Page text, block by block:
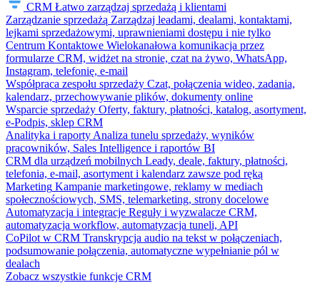
CRM Łatwo zarządzaj sprzedażą i klientami
Zarządzanie sprzedażą Zarządzaj leadami, dealami, kontaktami,
lejkami sprzedażowymi, uprawnieniami dostępu i nie tylko
Centrum Kontaktowe Wielokanałowa komunikacja przez
formularze CRM, widżet na stronie, czat na żywo, WhatsApp,
Instagram, telefonię, e-mail
Współpraca zespołu sprzedaży Czat, połączenia wideo, zadania,
kalendarz, przechowywanie plików, dokumenty online
Wsparcie sprzedaży Oferty, faktury, płatności, katalog, asortyment,
e-Podpis, sklep CRM
Analityka i raporty Analiza tunelu sprzedaży, wyników
pracowników, Sales Intelligence i raportów BI
CRM dla urządzeń mobilnych Leady, deale, faktury, płatności,
telefonia, e-mail, asortyment i kalendarz zawsze pod ręką
Marketing Kampanie marketingowe, reklamy w mediach
społecznościowych, SMS, telemarketing, strony docelowe
Automatyzacja i integracje Reguły i wyzwalacze CRM,
automatyzacja workflow, automatyzacja tuneli, API
CoPilot w CRM Transkrypcja audio na tekst w połączeniach,
podsumowanie połączenia, automatyczne wypełnianie pól w
dealach
Zobacz wszystkie funkcje CRM